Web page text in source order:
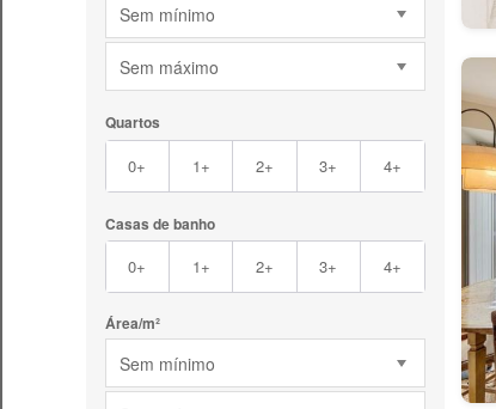
Sem mínimo
Sem máximo
Quartos
0+ 1+ 2+ 3+ 4+
Casas de banho
0+ 1+ 2+ 3+ 4+
Área/m²
Sem mínimo